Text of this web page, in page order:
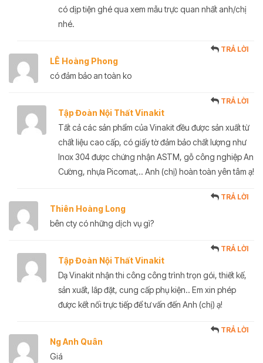
có dịp tiện ghé qua xem mẫu trực quan nhất anh/chị
nhé.
LÊ Hoàng Phong
TRẢ LỜI
có đảm bảo an toàn ko
Tập Đoàn Nội Thất Vinakit
TRẢ LỜI
Tất cả các sản phẩm của Vinakit đều được sản xuất từ
chất liệu cao cấp, có giấy tờ đảm bảo chất lượng như
Inox 304 được chứng nhận ASTM, gỗ công nghiệp An
Cường, nhựa Picomat,.. Anh (chị) hoàn toàn yên tâm ạ!
Thiên Hoàng Long
TRẢ LỜI
bên cty có những dịch vụ gì?
Tập Đoàn Nội Thất Vinakit
TRẢ LỜI
Dạ Vinakit nhận thi công công trình trọn gói, thiết kế,
sản xuất, lắp đặt, cung cấp phụ kiện.. Em xin phép
được kết nối trực tiếp để tư vấn đến Anh (chị) ạ!
Ng Anh Quân
TRẢ LỜI
Giá